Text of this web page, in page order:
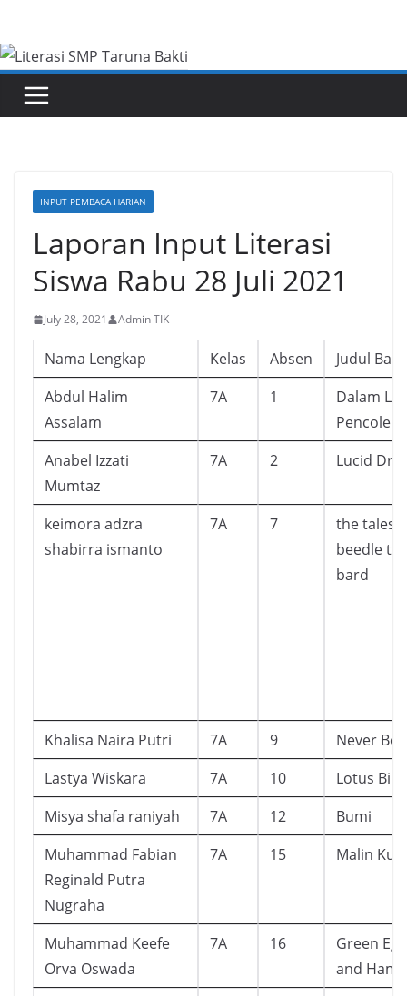
content
INPUT PEMBACA HARIAN
Laporan Input Literasi
Siswa Rabu 28 Juli 2021
July 28, 2021 Admin TIK
Nama Lengkap Kelas Absen
Judul
Abdul Halim
Assalam
7A 1
Dalam
Pencoleng
Anabel Izzati
Mumtaz
7A 2 Lucid
keimora adzra
shabirra ismanto
7A 7
the tales
beedle
bard
Khalisa Naira Putri 7A 9
Never Be
Lastya Wiskara
7A 10
Lotus Biru
Misya shafa raniyah
7A 12
Bumi
Muhammad Fabian
Reginald Putra
Nugraha
7A 15 Malin
Muhammad Keefe
Orva Oswada
7A 16
Green
and Ham